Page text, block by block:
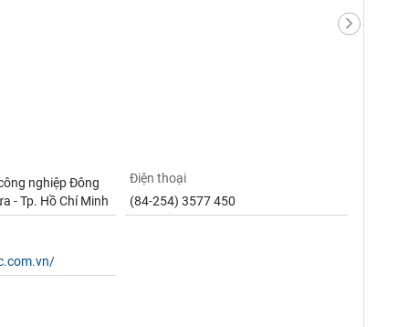
nghiệp Đông
- Tp. Hồ Chí Minh
Điện thoại
(84-254) 3577 450